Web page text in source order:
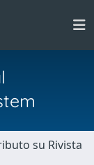
su Rivista